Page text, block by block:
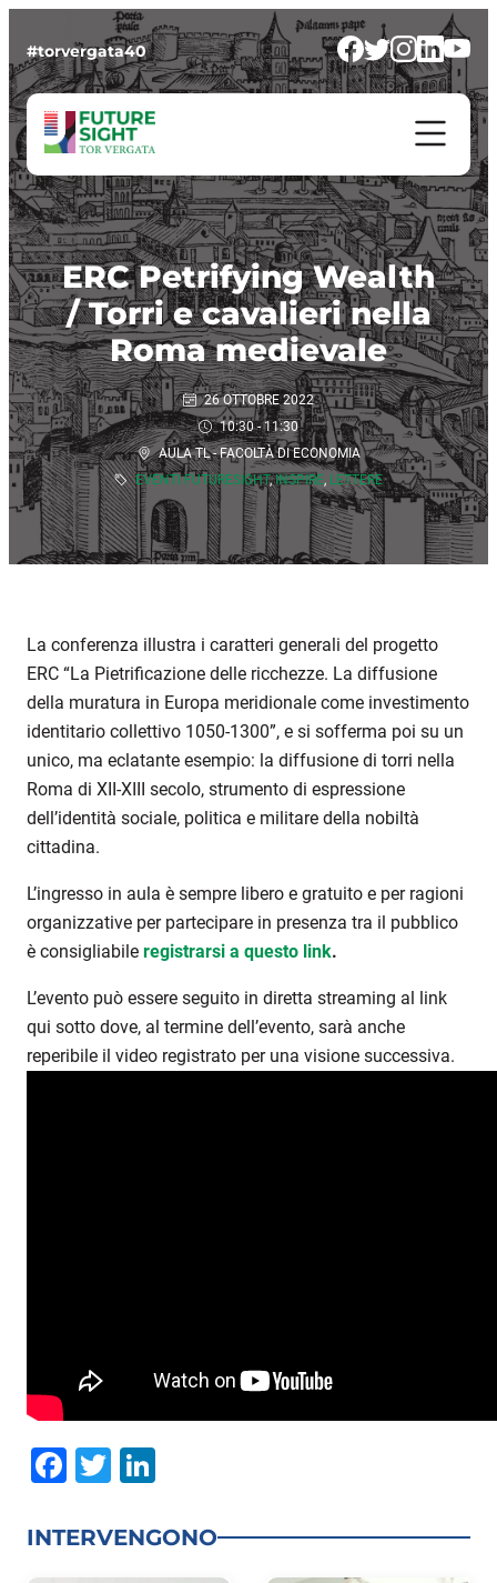
#torvergata40
ERC Petrifying Wealth
/ Torri e cavalieri nella
Roma medievale
26 OTTOBRE 2022
10:30 - 11:30
AULA TL - FACOLTÀ DI ECONOMIA
EVENTI FUTURESIGHT,INSPIRE, LETTERE
La conferenza illustra i caratteri generali del progetto
ERC “La Pietrificazione delle ricchezze. La diffusione
della muratura in Europa meridionale come investimento
identitario collettivo 1050-1300”, e si sofferma poi su un
unico, ma eclatante esempio: la diffusione di torri nella
Roma di XII-XIII secolo, strumento di espressione
dell’identità sociale, politica e militare della nobiltà
cittadina.
L’ingresso in aula è sempre libero e gratuito e per ragioni
organizzative per partecipare in presenza tra il pubblico
è consigliabile registrarsi a questo link.
L’evento può essere seguito in diretta streaming al link
qui sotto dove, al termine dell’evento, sarà anche
reperibile il video registrato per una visione successiva.
Facebook
Twitter
INTERVENGONO